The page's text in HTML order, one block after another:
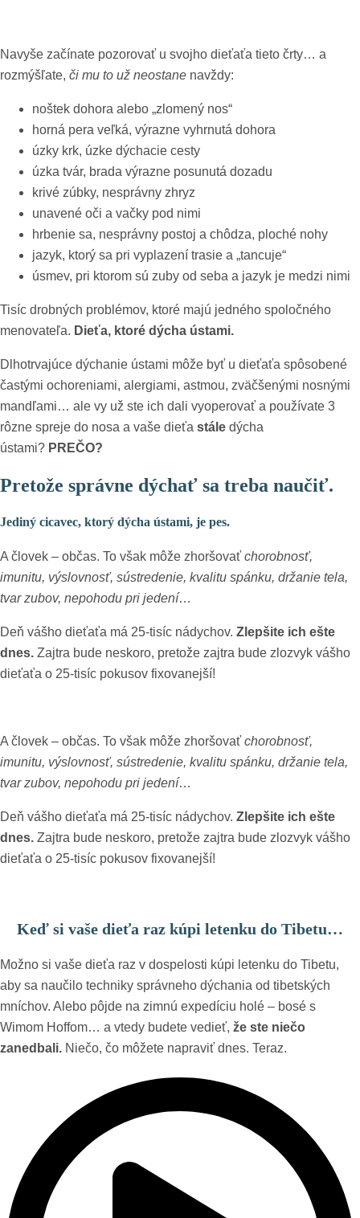
Navyše začínate pozorovať u svojho dieťaťa tieto črty… a
rozmýšľate, či mu to už neostane navždy:
noštek dohora alebo „zlomený nos“
horná pera veľká, výrazne vyhrnutá dohora
úzky krk, úzke dýchacie cesty
úzka tvár, brada výrazne posunutá dozadu
krivé zúbky, nesprávny zhryz
unavené oči a vačky pod nimi
hrbenie sa, nesprávny postoj a chôdza, ploché nohy
jazyk, ktorý sa pri vyplazení trasie a „tancuje“
úsmev, pri ktorom sú zuby od seba a jazyk je medzi nimi
Tisíc drobných problémov, ktoré majú jedného spoločného
menovateľa. Dieťa, ktoré dýcha ústami.
Dlhotrvajúce dýchanie ústami môže byť u dieťaťa spôsobené
častými ochoreniami, alergiami, astmou, zväčšenými nosnými
mandľami… ale vy už ste ich dali vyoperovať a používate 3
rôzne spreje do nosa a vaše dieťa stále dýcha
ústami? PREČO?
Pretože správne dýchať sa treba naučiť.
Jediný cicavec, ktorý dýcha ústami, je pes.
A človek – občas. To však môže zhoršovať chorobnosť,
imunitu, výslovnosť, sústredenie, kvalitu spánku, držanie tela,
tvar zubov, nepohodu pri jedení…
Deň vášho dieťaťa má 25-tisíc nádychov. Zlepšite ich ešte
dnes. Zajtra bude neskoro, pretože zajtra bude zlozvyk vášho
dieťaťa o 25-tisíc pokusov fixovanejší!
A človek – občas. To však môže zhoršovať chorobnosť,
imunitu, výslovnosť, sústredenie, kvalitu spánku, držanie tela,
tvar zubov, nepohodu pri jedení…
Deň vášho dieťaťa má 25-tisíc nádychov. Zlepšite ich ešte
dnes. Zajtra bude neskoro, pretože zajtra bude zlozvyk vášho
dieťaťa o 25-tisíc pokusov fixovanejší!
Keď si vaše dieťa raz kúpi letenku do Tibetu…
Možno si vaše dieťa raz v dospelosti kúpi letenku do Tibetu,
aby sa naučilo techniky správneho dýchania od tibetských
mníchov. Alebo pôjde na zimnú expedíciu holé – bosé s
Wimom Hoffom… a vtedy budete vedieť, že ste niečo
zanedbali. Niečo, čo môžete napraviť dnes. Teraz.